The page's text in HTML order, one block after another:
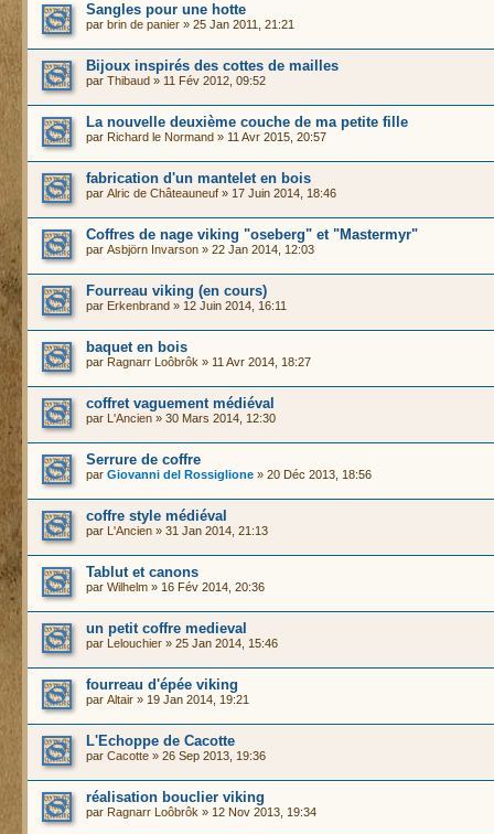
Sangles pour une hotte
par brin de panier » 25 Jan 2011, 21:21
Bijoux inspirés des cottes de mailles
par Thibaud » 11 Fév 2012, 09:52
La nouvelle deuxième couche de ma petite fille
par Richard le Normand » 11 Avr 2015, 20:57
fabrication d'un mantelet en bois
par Alric de Châteauneuf » 17 Juin 2014, 18:46
Coffres de nage viking "oseberg" et "Mastermyr"
par Asbjörn Invarson » 22 Jan 2014, 12:03
Fourreau viking (en cours)
par Erkenbrand » 12 Juin 2014, 16:11
baquet en bois
par Ragnarr Loôbrôk » 11 Avr 2014, 18:27
coffret vaguement médiéval
par L'Ancien » 30 Mars 2014, 12:30
Serrure de coffre
par Giovanni del Rossiglione » 20 Déc 2013, 18:56
coffre style médiéval
par L'Ancien » 31 Jan 2014, 21:13
Tablut et canons
par Wilhelm » 16 Fév 2014, 20:36
un petit coffre medieval
par Lelouchier » 25 Jan 2014, 15:46
fourreau d'épée viking
par Altair » 19 Jan 2014, 19:21
L'Echoppe de Cacotte
par Cacotte » 26 Sep 2013, 19:36
réalisation bouclier viking
par Ragnarr Loôbrôk » 12 Nov 2013, 19:34